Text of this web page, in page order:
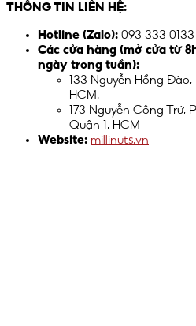
THÔNG TIN LIÊN HỆ:
Hotline (Zalo): 093 333 0133
Các cửa hàng (mở cửa từ
ngày trong tuần):
133 Nguyễn Hồng Đào,
HCM.
173 Nguyễn Công Trứ,
Quận 1, HCM
Website: millinuts.vn